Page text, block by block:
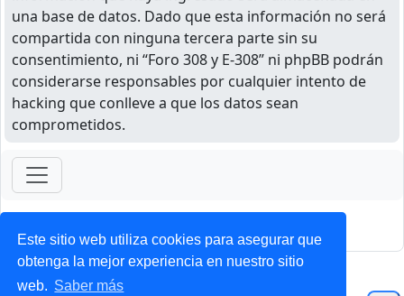
Este sitio web utiliza cookies para asegurar que
obtenga la mejor experiencia en nuestro sitio
web. Saber más
una base de datos. Dado que esta información no será
compartida con ninguna tercera parte sin su
consentimiento, ni “Foro 308 y E-308” ni phpBB podrán
considerarse responsables por cualquier intento de
hacking que conlleve a que los datos sean
comprometidos.
ForoClub 2025
Privacidad| Condiciones